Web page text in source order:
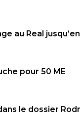
au Real
pour 50 ME
le dossier